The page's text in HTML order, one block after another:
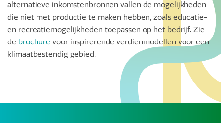
alternatieve inkomstenbronnen vallen de mogelijkheden
die niet met productie te maken hebben, zoals educatie-
en recreatiemogelijkheden toepassen op het bedrijf. Zie
de brochure voor inspirerende verdienmodellen voor een
klimaatbestendig gebied.